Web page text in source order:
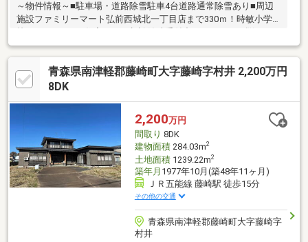
～物件情報～■駐車場・道路除雪駐車4台道路通常除雪あり■周辺
施設ファミリーマート弘前西城北一丁目店まで330ｍ！時敏小学
ありませんか？？初めての家探しで、とりあえず一度話をきいて
みたい…ローンについてよく分からない…どのくらいの金額の物件
が買えるのか分からない…税金について不安がある…そんな方！！
ぜひ『住宅のプロ』にご相談ください！●店頭で直接お話したい
青森県南津軽郡藤崎町大字藤崎字村井 2,200万円
8DK
2,200万円
間取り 8DK
建物面積284.03m2
土地面積1239.22m2
築年月 1977年10月(築48年11ヶ月)
ＪＲ五能線 藤崎駅 徒歩15分
その他の交通
青森県南津軽郡藤崎町大字藤崎字
村井